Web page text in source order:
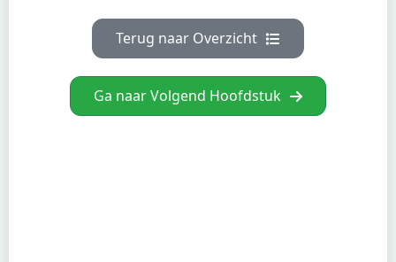
Terug naar Overzicht
Ga naar Volgend Hoofdstuk